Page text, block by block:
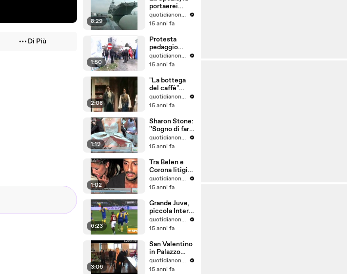
Di Più
8:29
portaerei
Cavour in
'viaggio' per
l'Arsenale
quotidianonet quotidianonet
15 anni fa
1:50
Protesta
pedaggio
Autopalioquotidianonet quotidianonet
15 anni fa
2:08
"La bottega
del caffè"
mette in
scena la
teatro della
Pergola a
Firenze
quotidianonet quotidianonet
15 anni fa
1:19
Sharon Stone:
''Sogno di fare
la Bond girl''
quotidianonet quotidianonet
15 anni fa
1:02
Tra Belen e
Corona litigio
in piazza a
Sanremo
quotidianonet quotidianonet
15 anni fa
6:23
Grande Juve,
piccola Inter.
Milan e Napoli
volano
quotidianonet quotidianonet
15 anni fa
3:06
San Valentino
in Palazzo
Vecchio:
quando
quotidianonet quotidianonet
15 anni fa